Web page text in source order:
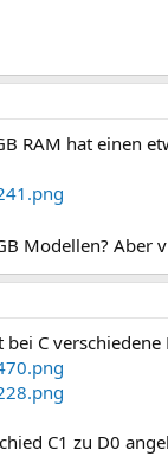
RAM hat einen
Modellen? Aber
bei C verschiedene
C1 zu D0